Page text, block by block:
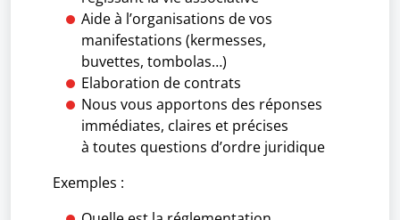
Aide à l’organisations de vos
manifestations (kermesses,
buvettes, tombolas…)
Elaboration de contrats
Nous vous apportons des réponses
immédiates, claires et précises
à toutes questions d’ordre juridique
Exemples :